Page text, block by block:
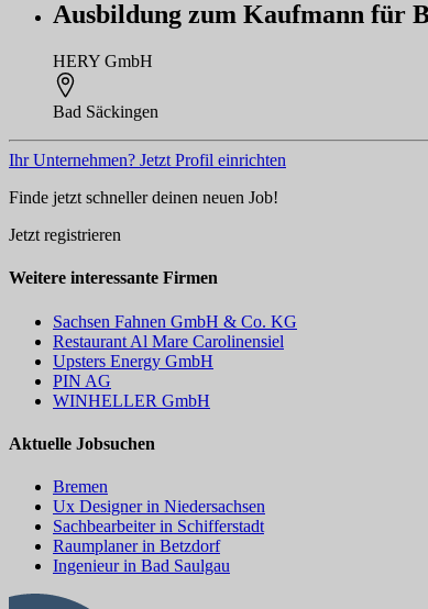
Ausbildung zum Kaufmann für
HERY GmbH
Bad Säckingen
Ihr Unternehmen? Jetzt Profil einrichten
Finde jetzt schneller deinen neuen Job!
Jetzt registrieren
Weitere interessante Firmen
Sachsen Fahnen GmbH & Co. KG
Restaurant Al Mare Carolinensiel
Upsters Energy GmbH
PIN AG
WINHELLER GmbH
Aktuelle Jobsuchen
Bremen
Ux Designer in Niedersachsen
Sachbearbeiter in Schifferstadt
Raumplaner in Betzdorf
Ingenieur in Bad Saulgau